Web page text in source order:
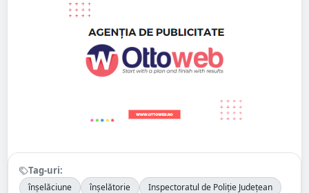
Tag-uri:
înșelăciune înșelătorie Inspectoratul de Poliție Județean